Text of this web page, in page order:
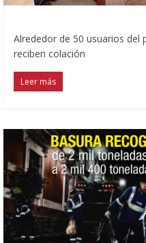
Alrededor de 50 usuarios del
reciben colación
Leer más